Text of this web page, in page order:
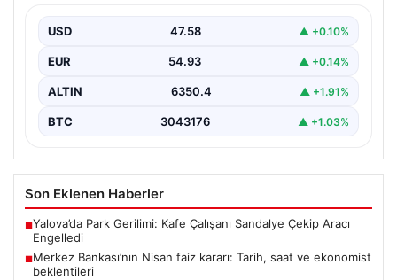
Kurulu, nisan ayı faiz kararını açıklamak üzere
toplanıyor.…
USD 47.58 ▲ +0.10%
EUR 54.93 ▲ +0.14%
ALTIN 6350.4 ▲ +1.91%
BTC 3043176 ▲ +1.03%
Son Eklenen Haberler
■Yalova’da Park Gerilimi: Kafe Çalışanı Sandalye Çekip Aracı
Engelledi
■Merkez Bankası’nın Nisan faiz kararı: Tarih, saat ve ekonomist
beklentileri